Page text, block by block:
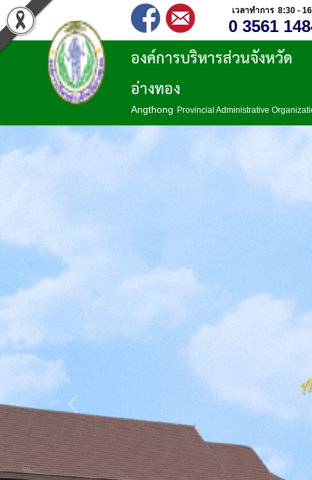
เวลาทำการ 8:30 -
0 3561
องค์การบริหารส่วนจังหวัด
อ่างทอง
Angthong Provincial Administrative
Previous